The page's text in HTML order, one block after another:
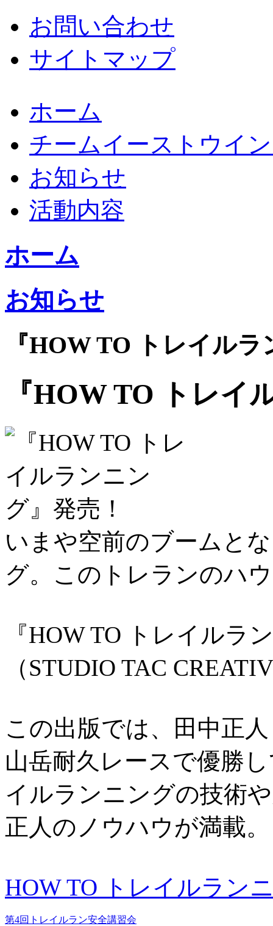
お問い合わせ
サイトマップ
ホーム
チームイーストウイ
お知らせ
活動内容
ホーム
お知らせ
『HOW TO トレイル
『HOW TO トレイ
いまや空前のブームと
グ。このトレランのハ
『HOW TO トレイルラ
（STUDIO TAC
この出版では、田中正
山岳耐久レースで優勝
イルランニングの技術
正人のノウハウが満載。
HOW TO トレイルラン
第4回トレイルラン安全講習会